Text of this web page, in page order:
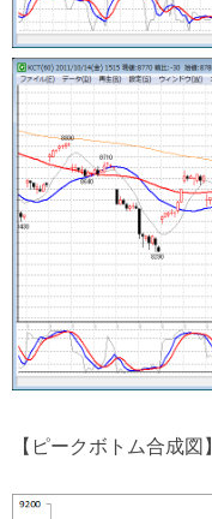
【ピークボトム合成図】